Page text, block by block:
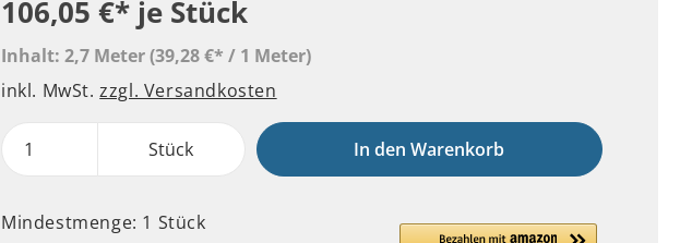
106,05 €* je Stück
Inhalt: 2,7 Meter(39,28 €* / 1 Meter)
inkl. MwSt.zzgl. Versandkosten
Stück In den Warenkorb
Mindestmenge: 1 Stück